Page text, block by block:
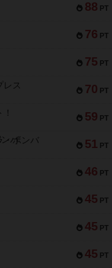
88 PT
76 PT
75 PT
70 PT
レス
59 PT
51 PT
・ボンバ
46 PT
45 PT
45 PT
45 PT